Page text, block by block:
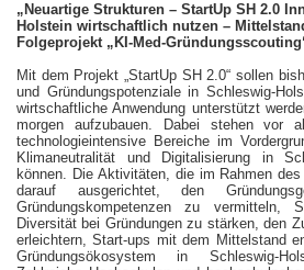
„Neuartige Strukturen – StartUp SH 2.0
Holstein wirtschaftlich nutzen –
Folgeprojekt „KI-Med-
Mit dem Projekt „StartUp SH 2.0“ sollen
und Gründungspotenziale in Schleswig-
wirtschaftliche Anwendung unterstützt
morgen aufzubauen. Dabei stehen vor
technologieintensive Bereiche im
Klimaneutralität und Digitalisierung in
können. Die Aktivitäten, die im Rahmen
darauf ausgerichtet, den
Gründungskompetenzen zu vermitteln,
Diversität bei Gründungen zu stärken, den
erleichtern, Start-ups mit dem Mittelstand
Gründungsökosystem in Schleswig-